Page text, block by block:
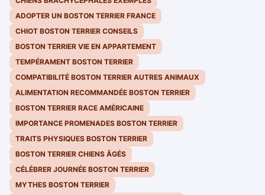
ADOPTER UN BOSTON TERRIER FRANCE
CHIOT BOSTON TERRIER CONSEILS
BOSTON TERRIER VIE EN APPARTEMENT
TEMPÉRAMENT BOSTON TERRIER
COMPATIBILITÉ BOSTON TERRIER AUTRES ANIMAUX
ALIMENTATION RECOMMANDÉE BOSTON TERRIER
BOSTON TERRIER RACE AMÉRICAINE
IMPORTANCE PROMENADES BOSTON TERRIER
TRAITS PHYSIQUES BOSTON TERRIER
BOSTON TERRIER CHIENS ÂGÉS
CÉLÉBRER JOURNÉE BOSTON TERRIER
MYTHES BOSTON TERRIER